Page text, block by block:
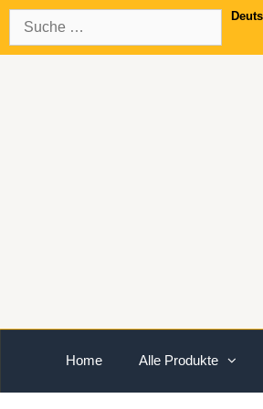
Springe
zum
Inhalt
nach:
Home Alle Produkte